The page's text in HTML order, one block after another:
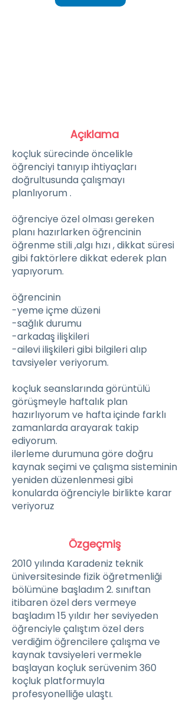
Açıklama
koçluk sürecinde öncelikle
öğrenciyi tanıyıp ihtiyaçları
doğrultusunda çalışmayı
planlıyorum .
öğrenciye özel olması gereken
planı hazırlarken öğrencinin
öğrenme stili ,algı hızı , dikkat süresi
gibi faktörlere dikkat ederek plan
yapıyorum.
öğrencinin
-yeme içme düzeni
-sağlık durumu
-arkadaş ilişkileri
-ailevi ilişkileri gibi bilgileri alıp
tavsiyeler veriyorum.
koçluk seanslarında görüntülü
görüşmeyle haftalık plan
hazırlıyorum ve hafta içinde farklı
zamanlarda arayarak takip
ediyorum.
ilerleme durumuna göre doğru
kaynak seçimi ve çalışma sisteminin
yeniden düzenlenmesi gibi
konularda öğrenciyle birlikte karar
veriyoruz
Özgeçmiş
2010 yılında Karadeniz teknik
üniversitesinde fizik öğretmenliği
bölümüne başladım 2. sınıftan
itibaren özel ders vermeye
başladım 15 yıldır her seviyeden
öğrenciyle çalıştım özel ders
verdiğim öğrencilere çalışma ve
kaynak tavsiyeleri vermekle
başlayan koçluk serüvenim 360
koçluk platformuyla
profesyonelliğe ulaştı.